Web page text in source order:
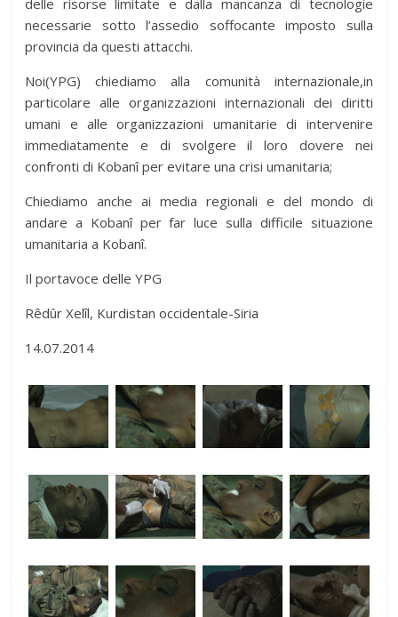
necessarie sotto l’assedio soffocante imposto sulla
provincia da questi attacchi.
Noi(YPG) chiediamo alla comunità internazionale,in
particolare alle organizzazioni internazionali dei diritti
umani e alle organizzazioni umanitarie di intervenire
immediatamente e di svolgere il loro dovere nei
confronti di Kobanî per evitare una crisi umanitaria;
Chiediamo anche ai media regionali e del mondo di
andare a Kobanî per far luce sulla difficile situazione
umanitaria a Kobanî.
Il portavoce delle YPG
Rêdûr Xelîl, Kurdistan occidentale-Siria
14.07.2014